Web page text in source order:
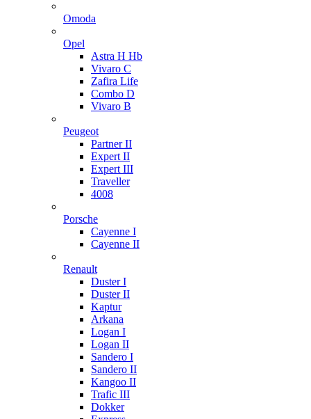
Omoda
Opel
Astra H Hb
Vivaro C
Zafira Life
Combo D
Vivaro B
Peugeot
Partner II
Expert II
Expert III
Traveller
4008
Porsche
Cayenne I
Cayenne II
Renault
Duster I
Duster II
Kaptur
Arkana
Logan I
Logan II
Sandero I
Sandero II
Kangoo II
Trafic III
Dokker